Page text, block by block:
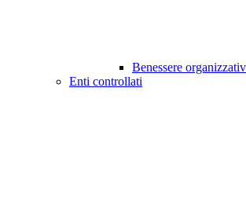
Benessere
Enti controllati